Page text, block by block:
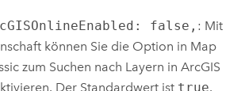
false, : Mit
können Sie die Option in Map
zum Suchen nach Layern inArcGIS
Der Standardwert ist true.